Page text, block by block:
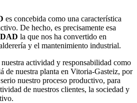
es concebida como una característica
De hecho, es precisamente esa
la que nos ha convertido en
y el mantenimiento industrial.
actividad y responsabilidad como
de nuestra planta en Vitoria-Gasteiz, por
nuestro proceso productivo, para
de nuestros clientes, la sociedad y